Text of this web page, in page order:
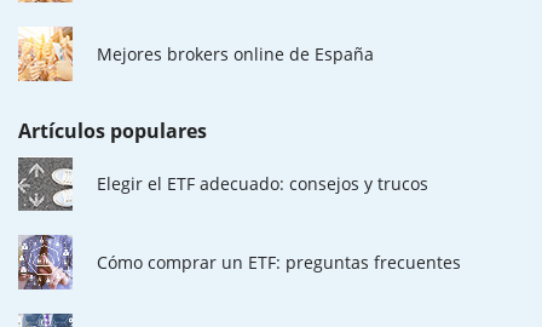
Mejores brokers online de España
Artículos populares
Elegir el ETF adecuado: consejos y trucos
Cómo comprar un ETF: preguntas frecuentes